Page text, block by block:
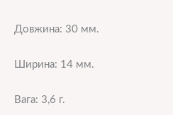
Довжина: 30 мм.
Ширина: 14 мм.
Вага: 3,6 г.